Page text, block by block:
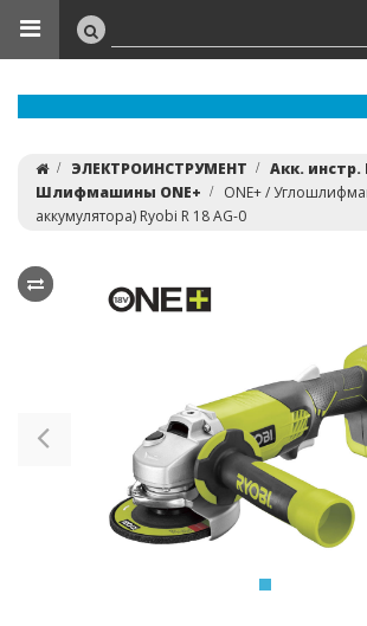
ЭЛЕКТРОИНСТРУМЕНТ
Акк. инстр.
Шлифмашины ONE+
ONE+ /
аккумулятора) Ryobi R 18 AG-0